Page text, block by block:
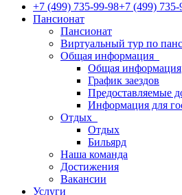
+7 (499) 735-99-98+7 (499) 735-
Пансионат
Пансионат
Виртуальный тур по
Общая информация
Общая информация
График заездов
Предоставляемые
Информация для
Отдых
Отдых
Бильярд
Наша команда
Достижения
Вакансии
Услуги